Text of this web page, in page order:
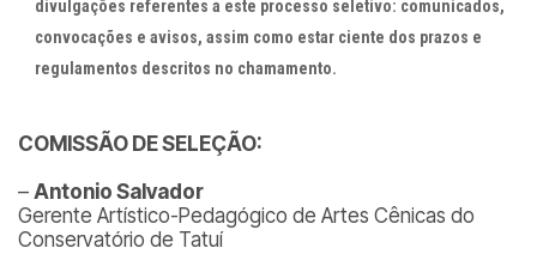
divulgações referentes a este processo seletivo: comunicados,
convocações e avisos, assim como estar ciente dos prazos e
regulamentos descritos no chamamento.
COMISSÃO DE SELEÇÃO:
– Antonio Salvador
Gerente Artístico-Pedagógico de Artes Cênicas do
Conservatório de Tatuí